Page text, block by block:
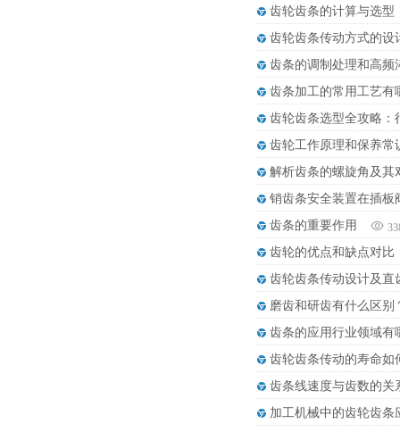
齿轮齿条的计算与选型
齿轮齿条传动方式的设
齿条的调制处理和高频
齿条加工的常用工艺有
齿轮齿条选型全攻略：
齿轮工作原理和保养常
解析齿条的螺旋角及其
销齿条安全装置在插板
齿条的重要作用
齿轮的优点和缺点对比
齿轮齿条传动设计及直
磨齿和研齿有什么区
齿条的应用行业领域有
齿轮齿条传动的寿命如
齿条线速度与齿数的关
加工机械中的齿轮齿条